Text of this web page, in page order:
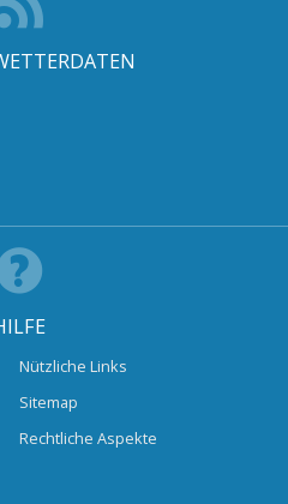
Nützliche Links
Sitemap
Rechtliche Aspekte